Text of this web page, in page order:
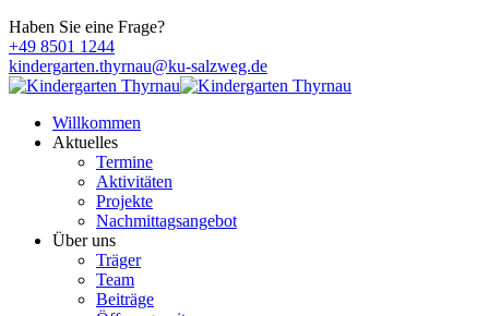
Haben Sie eine Frage?
+49 8501 1244
kindergarten.thyrnau@ku-salzweg.de
Willkommen
Aktuelles
Termine
Aktivitäten
Projekte
Nachmittagsangebot
Über uns
Träger
Team
Beiträge